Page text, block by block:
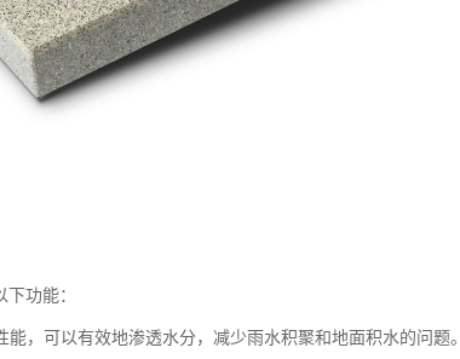
功能：
，可以有效地渗透水分，减少雨水积聚和地面积水的问题。